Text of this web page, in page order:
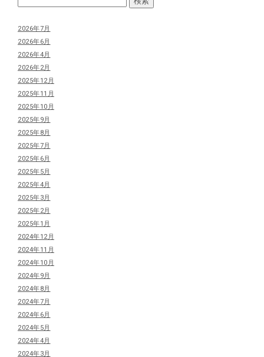
2026年7月
2026年6月
2026年4月
2026年2月
2025年12月
2025年11月
2025年10月
2025年9月
2025年8月
2025年7月
2025年6月
2025年5月
2025年4月
2025年3月
2025年2月
2025年1月
2024年12月
2024年11月
2024年10月
2024年9月
2024年8月
2024年7月
2024年6月
2024年5月
2024年4月
2024年3月